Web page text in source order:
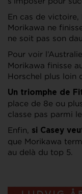
En cas de
Morikawa ne
ne soit pas son
Pour voir
Morikawa finisse
Horschel plus loin
Un triomphe de
place de 8e ou
classe pas parmi
Enfin, si Casey
que Morikawa
au delà du top 5.